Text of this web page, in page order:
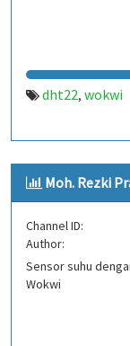
dht22, wokwi
Moh. Rezki
Channel ID:
Author:
Sensor suhu
Wokwi